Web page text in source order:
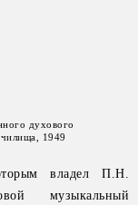
духового
1949
владел П.Н.
музыкальный